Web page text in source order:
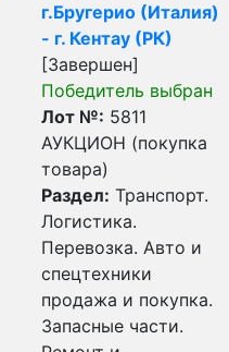
г.Бругерио (Италия)
- г. Кентау (РК)
[Завершен]
Победитель выбран
Лот №: 5811
АУКЦИОН (покупка
товара)
Раздел: Транспорт.
Логистика.
Перевозка. Авто и
спецтехники
продажа и покупка.
Запасные части.